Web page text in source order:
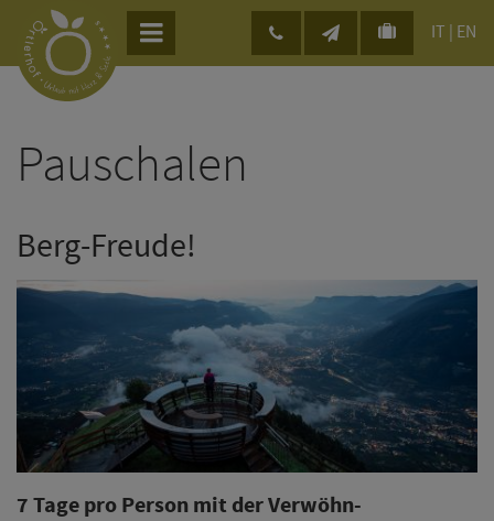
IT EN
Pauschalen
Berg-Freude!
7 Tage pro Person mit der Verwöhn-